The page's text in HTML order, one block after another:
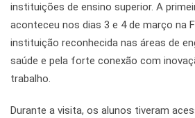
instituições de ensino superior. A
aconteceu nos dias 3 e 4 de março na
instituição reconhecida nas áreas de
saúde e pela forte conexão com
trabalho.
Durante a visita, os alunos tiveram